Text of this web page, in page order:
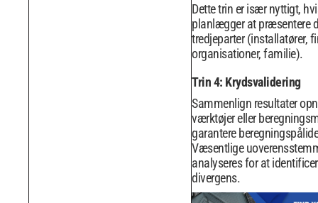
Dette trin er især nyttigt,
planlægger at præsentere
tredjeparter (installatører,
organisationer, familie).
Trin 4: Krydsvalidering
Sammenlign resultater
værktøjer eller
garantere
Væsentlige
analyseres for at
divergens.